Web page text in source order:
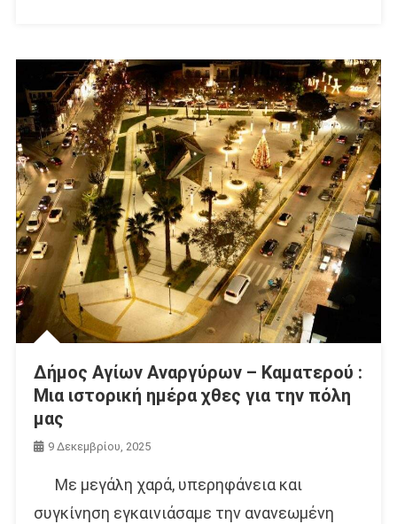
Δήμος Αγίων Αναργύρων – Καματερού :
Μια ιστορική ημέρα χθες για την πόλη
μας
9 Δεκεμβρίου, 2025
Με μεγάλη χαρά, υπερηφάνεια και
συγκίνηση εγκαινιάσαμε την ανανεωμένη